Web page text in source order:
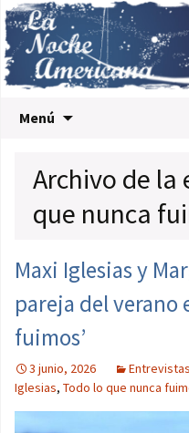
Menú
Archivo de la
que nunca
Maxi Iglesias y
pareja del verano
fuimos’
3 junio, 2026 Entrevistas
Iglesias, Todo lo que nunca